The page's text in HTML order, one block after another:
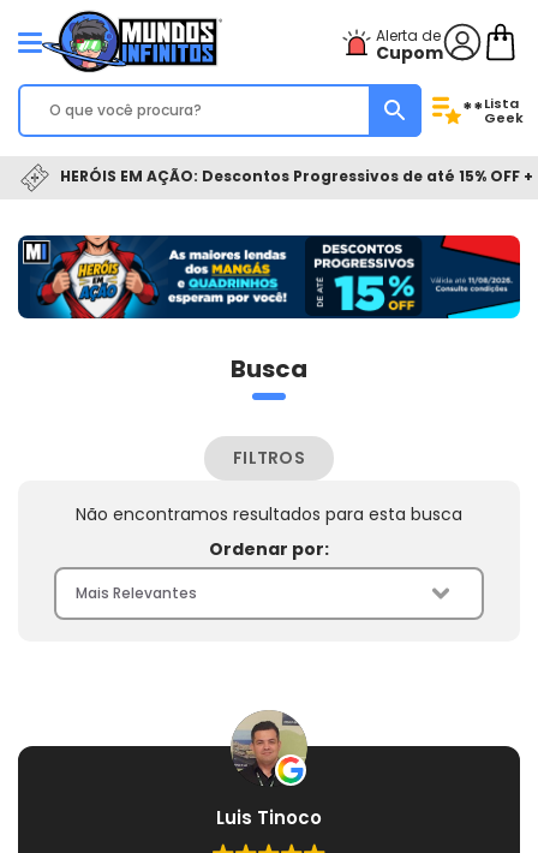
Alerta de
Cupom
**Lista
Geek
HERÓIS EM AÇÃO: Descontos Progressivos de até 15% OFF
Busca
FILTROS
Não encontramos resultados para esta busca
Ordenar por:
Luis Tinoco